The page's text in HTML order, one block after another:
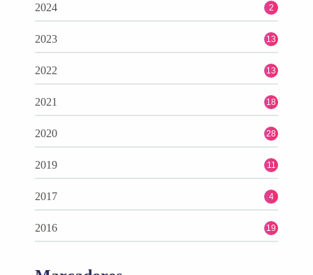
2024 2
2023 13
2022 13
2021 18
2020 28
2019 11
2017 4
2016 19